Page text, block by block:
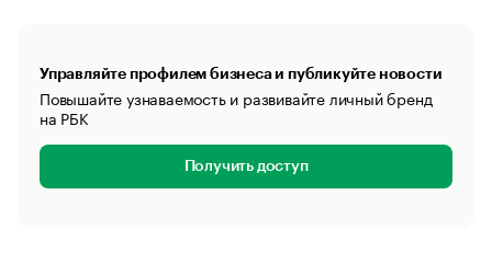
Управляйте профилем бизнеса и публикуйте новости
Повышайте узнаваемость и развивайте личный бренд
на РБК
Получить доступ